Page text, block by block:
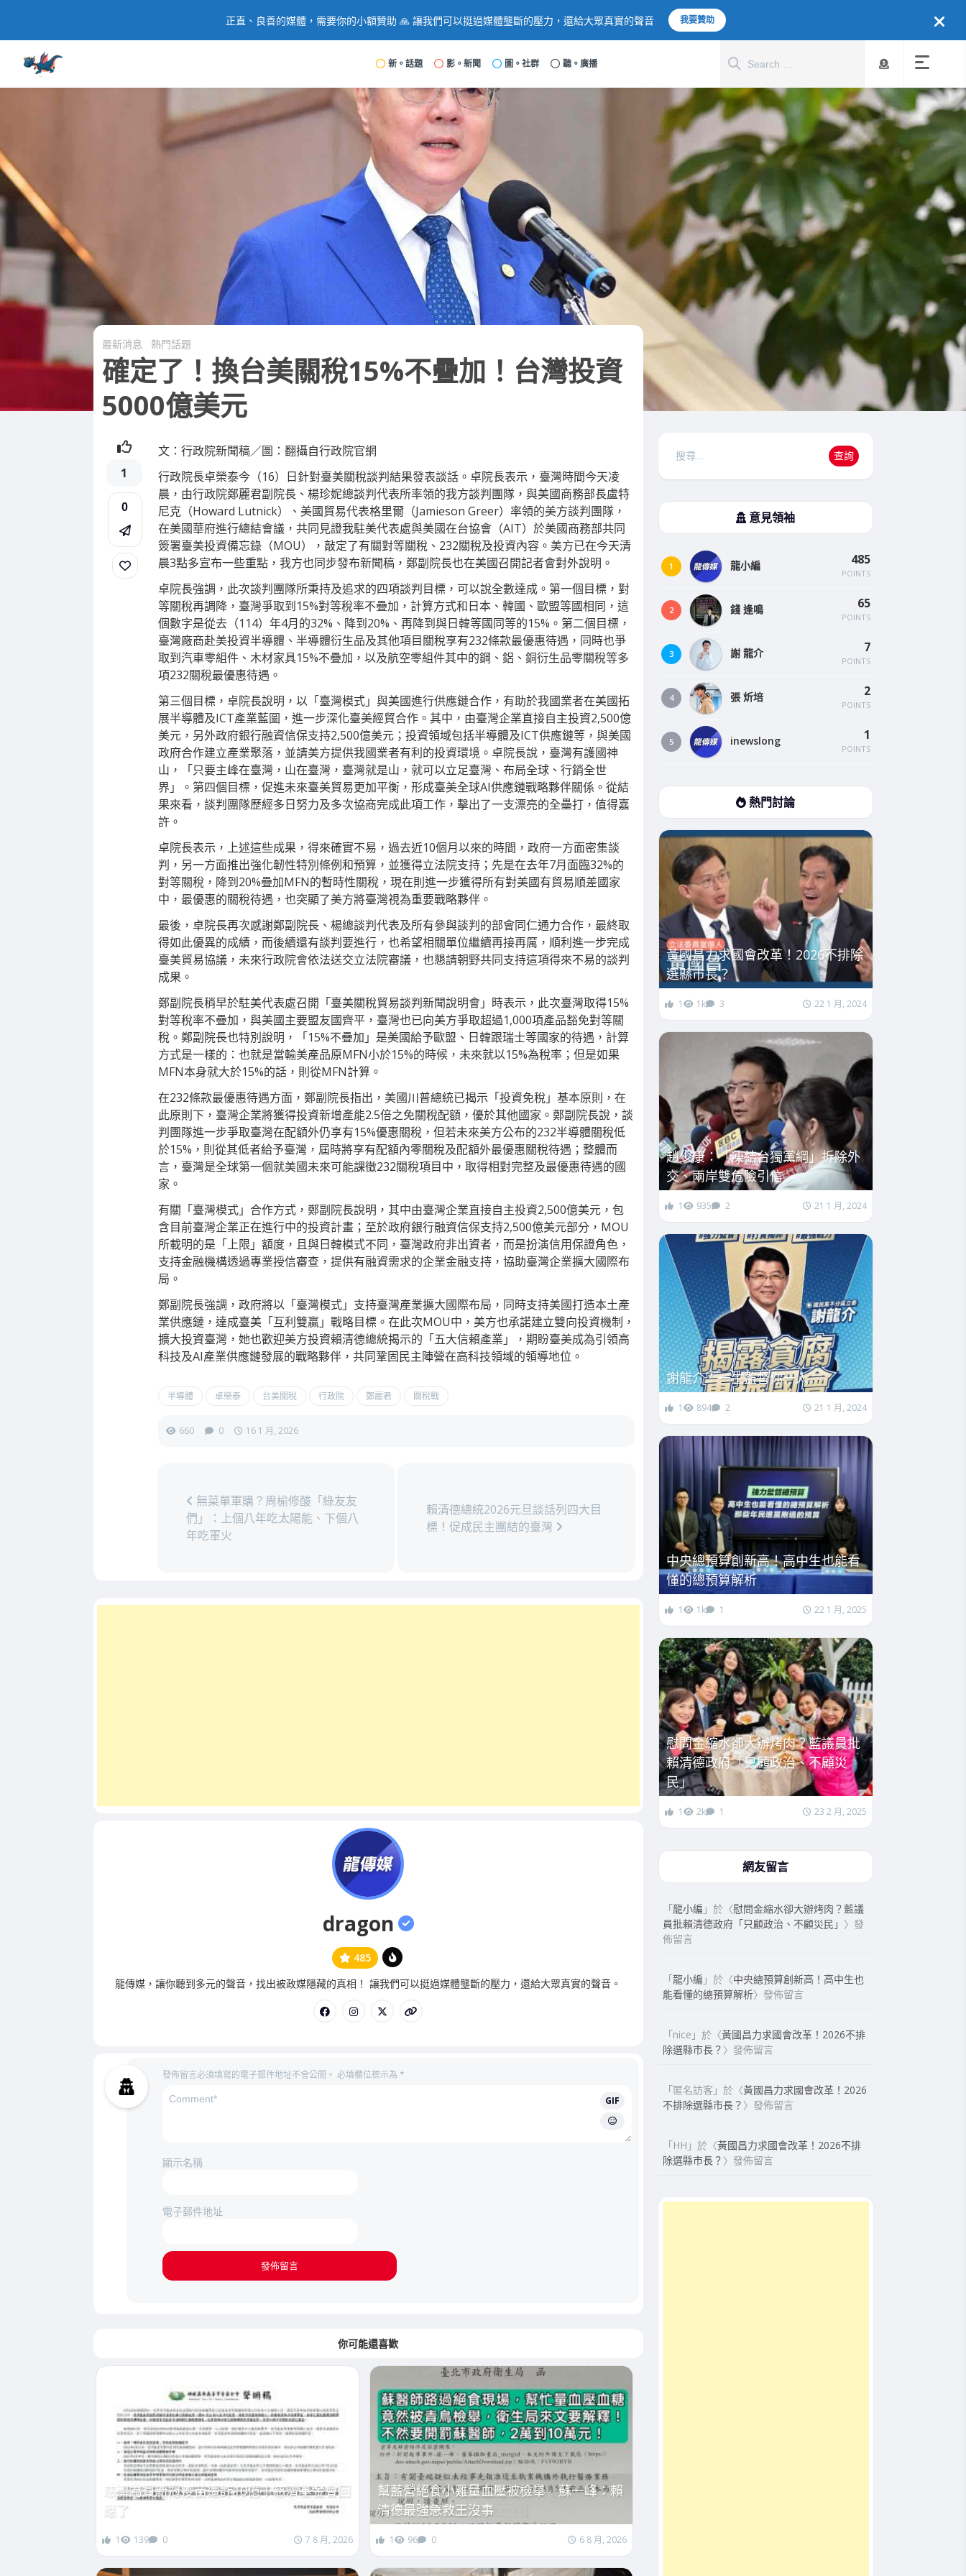
正直、良善的媒體，需要你的小額贊助 🙏 讓我們可以挺過媒體壟斷的壓力，還給大眾真實的聲音 我要贊助
新。話題 影。新聞 圖。社群 聽。廣播
最新消息 熱門話題
確定了！換台美關稅15%不疊加！台灣投資
5000億美元
1
0
文：行政院新聞稿／圖：翻攝自行政院官網
行政院長卓榮泰今（16）日針對臺美關稅談判結果發表談話。卓院長表示，臺灣時間今天凌
晨，由行政院鄭麗君副院長、楊珍妮總談判代表所率領的我方談判團隊，與美國商務部長盧特
尼克（Howard Lutnick）、美國貿易代表格里爾（Jamieson Greer）率領的美方談判團隊，
在美國華府進行總結會議，共同見證我駐美代表處與美國在台協會（AIT）於美國商務部共同
簽署臺美投資備忘錄（MOU），敲定了有關對等關稅、232關稅及投資內容。美方已在今天清
晨3點多宣布一些重點，我方也同步發布新聞稿，鄭副院長也在美國召開記者會對外說明。
卓院長強調，此次談判團隊所秉持及追求的四項談判目標，可以說全數達成。第一個目標，對
等關稅再調降，臺灣爭取到15%對等稅率不疊加，計算方式和日本、韓國、歐盟等國相同，這
個數字是從去（114）年4月的32%、降到20%、再降到與日韓等國同等的15%。第二個目標，
臺灣廠商赴美投資半導體、半導體衍生品及其他項目關稅享有232條款最優惠待遇，同時也爭
取到汽車零組件、木材家具15%不疊加，以及航空零組件其中的鋼、鋁、銅衍生品零關稅等多
項232關稅最優惠待遇。
第三個目標，卓院長說明，以「臺灣模式」與美國進行供應鏈合作，有助於我國業者在美國拓
展半導體及ICT產業藍圖，進一步深化臺美經貿合作。其中，由臺灣企業直接自主投資2,500億
美元，另外政府銀行融資信保支持2,500億美元；投資領域包括半導體及ICT供應鏈等，與美國
政府合作建立產業聚落，並請美方提供我國業者有利的投資環境。卓院長說，臺灣有護國神
山，「只要主峰在臺灣，山在臺灣，臺灣就是山，就可以立足臺灣、布局全球、行銷全世
界」。第四個目標，促進未來臺美貿易更加平衡，形成臺美全球AI供應鏈戰略夥伴關係。從結
果來看，談判團隊歷經多日努力及多次協商完成此項工作，擊出了一支漂亮的全壘打，值得嘉
許。
卓院長表示，上述這些成果，得來確實不易，過去近10個月以來的時間，政府一方面密集談
判，另一方面推出強化韌性特別條例和預算，並獲得立法院支持；先是在去年7月面臨32%的
對等關稅，降到20%疊加MFN的暫時性關稅，現在則進一步獲得所有對美國有貿易順差國家
中，最優惠的關稅待遇，也突顯了美方將臺灣視為重要戰略夥伴。
最後，卓院長再次感謝鄭副院長、楊總談判代表及所有參與談判的部會同仁通力合作，最終取
得如此優異的成績，而後續還有談判要進行，也希望相關單位繼續再接再厲，順利進一步完成
臺美貿易協議，未來行政院會依法送交立法院審議，也懇請朝野共同支持這項得來不易的談判
成果。
鄭副院長稍早於駐美代表處召開「臺美關稅貿易談判新聞說明會」時表示，此次臺灣取得15%
對等稅率不疊加，與美國主要盟友國齊平，臺灣也已向美方爭取超過1,000項產品豁免對等關
稅。鄭副院長也特別說明，「15%不疊加」是美國給予歐盟、日韓跟瑞士等國家的待遇，計算
方式是一樣的：也就是當輸美產品原MFN小於15%的時候，未來就以15%為稅率；但是如果
MFN本身就大於15%的話，則從MFN計算。
在232條款最優惠待遇方面，鄭副院長指出，美國川普總統已揭示「投資免稅」基本原則，在
此原則下，臺灣企業將獲得投資新增產能2.5倍之免關稅配額，優於其他國家。鄭副院長說，談
判團隊進一步爭取臺灣在配額外仍享有15%優惠關稅，但若未來美方公布的232半導體關稅低
於15%，則從其低者給予臺灣，屆時將享有配額內零關稅及配額外最優惠關稅待遇；整體而
言，臺灣是全球第一個就美國未來可能課徵232關稅項目中，取得相對完整及最優惠待遇的國
家。
有關「臺灣模式」合作方式，鄭副院長說明，其中由臺灣企業直接自主投資2,500億美元，包
含目前臺灣企業正在進行中的投資計畫；至於政府銀行融資信保支持2,500億美元部分，MOU
所載明的是「上限」額度，且與日韓模式不同，臺灣政府非出資者，而是扮演信用保證角色，
支持金融機構透過專業授信審查，提供有融資需求的企業金融支持，協助臺灣企業擴大國際布
局。
鄭副院長強調，政府將以「臺灣模式」支持臺灣產業擴大國際布局，同時支持美國打造本土產
業供應鏈，達成臺美「互利雙贏」戰略目標。在此次MOU中，美方也承諾建立雙向投資機制，
擴大投資臺灣，她也歡迎美方投資賴清德總統揭示的「五大信賴產業」，期盼臺美成為引領高
科技及AI產業供應鏈發展的戰略夥伴，共同鞏固民主陣營在高科技領域的領導地位。
半導體 卓榮泰 台美關稅 行政院 鄭麗君 關稅戰
660 0 16 1 月, 2026
無菜單軍購？周榆修酸「綠友友
們」：上個八年吃太陽能、下個八
年吃軍火
賴清德總統2026元旦談話列四大目
標！促成民主團結的臺灣
dragon
485
管
員
龍傳媒，讓你聽到多元的聲音，找出被政媒隱藏的真相！ 讓我們可以挺過媒體壟斷的壓力，還給大眾真實的聲音。
發佈留言必須填寫的電子郵件地址不會公開。 必填欄位標示為 *
GIF
顯示名稱
電子郵件地址
你可能還喜歡
慈濟為買新冠疫苗遭詐10億！慈濟基金會回
應了
1 139 0 7 8 月, 2026
幫藍營絕食小雞量血壓被檢舉 蘇一峰：賴
清德最強急救王沒事
1 96 0 6 8 月, 2026
搜
查詢
意見領袖
1 龍小編 485
POINTS
2 錢 逢鳴 65
POINTS
3 謝 龍介 7
POINTS
4 張 炘培 2
POINTS
5 inewslong 1
POINTS
熱門討論
黃國昌力求國會改革！2026不排除
選縣市長？
1 1k 3 22 1 月, 2024
趙少康：「凍結台獨黨綱」拆除外
交、兩岸雙危險引信
1 935 2 21 1 月, 2024
謝龍介：一生監督你一人
1 894 2 21 1 月, 2024
中央總預算創新高！高中生也能看
懂的總預算解析
1 1k 1 22 1 月, 2025
慰問金縮水卻大辦烤肉？藍議員批
賴清德政府「只顧政治、不顧災
民」
1 2k 1 23 2 月, 2025
網友留言
「龍小編 」於〈慰問金縮水卻大辦烤肉？藍議
員批賴清德政府「只顧政治、不顧災民」 〉發
佈留言
「龍小編 」於〈中央總預算創新高！高中生也
能看懂的總預算解析〉發佈留言
「nice 」於〈黃國昌力求國會改革！2026不排
除選縣市長？ 〉發佈留言
「匿名訪客 」於〈黃國昌力求國會改革！2026
不排除選縣市長？ 〉發佈留言
「HH 」於〈黃國昌力求國會改革！2026不排
除選縣市長？ 〉發佈留言